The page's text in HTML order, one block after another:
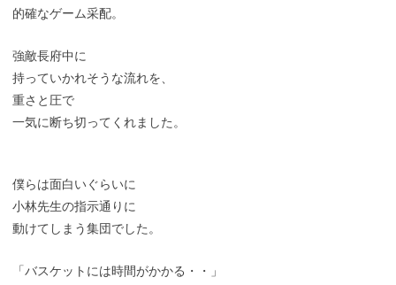
的確なゲーム采配。
強敵長府中に
持っていかれそうな流れを、
重さと圧で
一気に断ち切ってくれました。
僕らは面白いぐらいに
小林先生の指示通りに
動けてしまう集団でした。
「バスケットには時間がかかる・・」